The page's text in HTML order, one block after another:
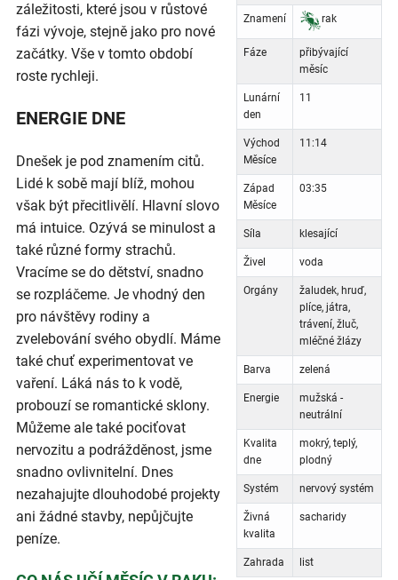
Znamení rak
Fáze
přibývající
měsíc
Lunární
den
11
Východ
Měsíce
11:14
Západ
Měsíce
03:35
Síla klesající
Živel voda
Orgány
žaludek, hruď,
plíce, játra,
trávení, žluč,
mléčné žlázy
Barva zelená
Energie
mužská -
neutrální
Kvalita
dne
mokrý, teplý,
plodný
Systém nervový systém
Živná
kvalita
sacharidy
Zahrada list
záležitosti, které jsou v růstové
fázi vývoje, stejně jako pro nové
začátky. Vše v tomto období
roste rychleji.
ENERGIE DNE
Dnešek je pod znamením citů.
Lidé k sobě mají blíž, mohou
však být přecitlivělí. Hlavní slovo
má intuice. Ozývá se minulost a
také různé formy strachů.
Vracíme se do dětství, snadno
se rozpláčeme. Je vhodný den
pro návštěvy rodiny a
zvelebování svého obydlí. Máme
také chuť experimentovat ve
vaření. Láká nás to k vodě,
probouzí se romantické sklony.
Můžeme ale také pociťovat
nervozitu a podrážděnost, jsme
snadno ovlivnitelní. Dnes
nezahajujte dlouhodobé projekty
ani žádné stavby, nepůjčujte
peníze.